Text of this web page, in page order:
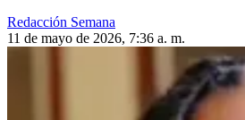
Redacción Semana
11 de mayo de 2026, 7:36 a. m.